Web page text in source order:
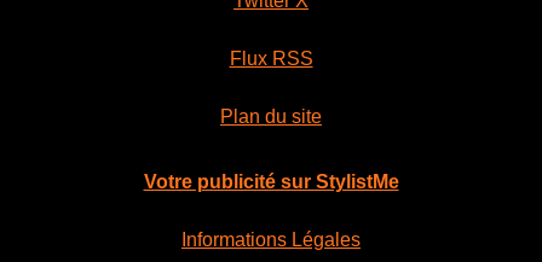
Flux RSS
Plan du site
Votre publicité sur StylistMe
Informations Légales